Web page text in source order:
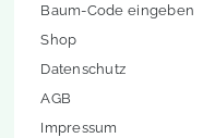
Baum-Code eingeben
Shop
Datenschutz
AGB
Impressum